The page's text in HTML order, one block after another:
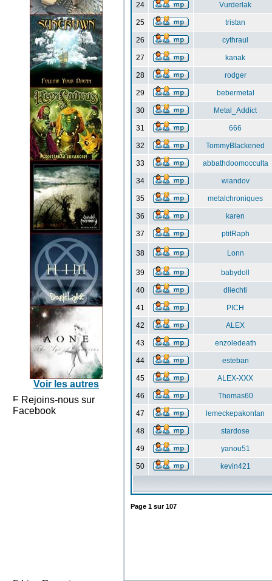
Voir les autres
Rejoins-nous sur
Facebook
24 Vurderlak
25 tristan
26 cythraul
27 kanak
28 rodger
29 bebermetal
30 Metal_Addict
31 666
32 TommyBlackened
33 abbathdoomocculta
34 wiandov
35 metalchroniques
36 karen
37 ptitRaph
38 Lonn
39 babydoll
40 dliechti
41 PICH
42 ALEX
43 enzoledeath
44 esteban
45 ALEX-XXX
46 Thomas60
47 lemeckepakontan
48 stardose
49 yanou51
50 kevin421
Page 1 sur107